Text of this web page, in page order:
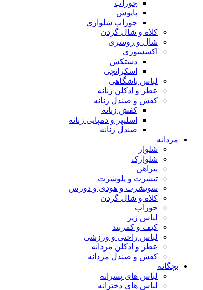
جوراب
پاپوش
جوراب شلواری
کلاه و شال گردن
شال و روسری
اکسسوری
دستکش
اسکرانچی
لباس باشگاهی
عطر و ادکلن زنانه
کفش و صندل زنانه
کفش زنانه
اسلیپر و دمپایی زنانه
صندل زنانه
مردانه
شلوار
شلوارک
پیراهن
تیشرت و پلوشرت
سویشرت و هودی و دورس
کلاه و شال گردن
جوراب
لباس زیر
کیف و کمربند
لباس راحتی و ورزشی
عطر و ادکلن مردانه
کفش و صندل مردانه
بچگانه
لباس های پسرانه
لباس های دخترانه